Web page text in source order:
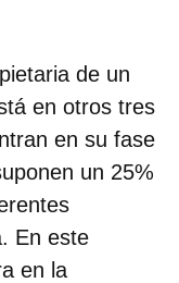
de un
en otros tres
en su fase
un 25%
En este
en la